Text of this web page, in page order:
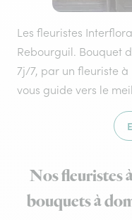
Les fleuristes
Rebourguil. Bouquet
7j/7, par un fleuriste
vous guide vers le
Nos fleuristes
bouquets à